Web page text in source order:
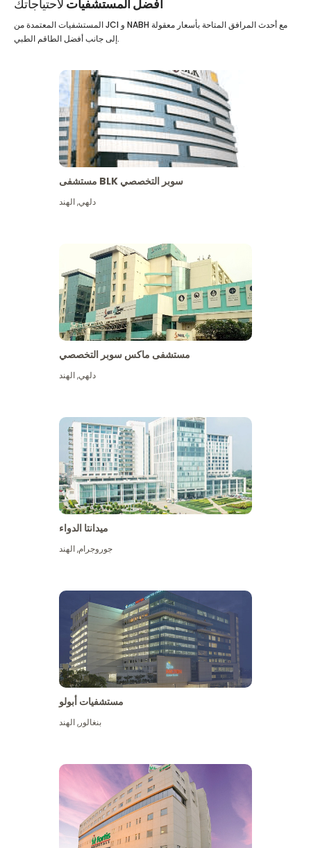
أفضل المستشفيات لاحتياجاتك
المستشفيات المعتمدة من JCI و NABH مع أحدث المرافق المتاحة بأسعار معقولة
إلى جانب أفضل الطاقم الطبي.
مستشفى BLK سوبر التخصصي
دلهي,الهند
مستشفى ماكس سوبر التخصصي
دلهي,الهند
ميدانتا الدواء
جوروجرام,الهند
مستشفيات أبولو
بنغالور,الهند